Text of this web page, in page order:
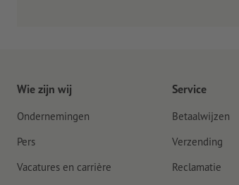
Wie zijn wij
Ondernemingen
Pers
Vacatures en carrière
Service
Betaalwijzen
Verzending
Reclamatie